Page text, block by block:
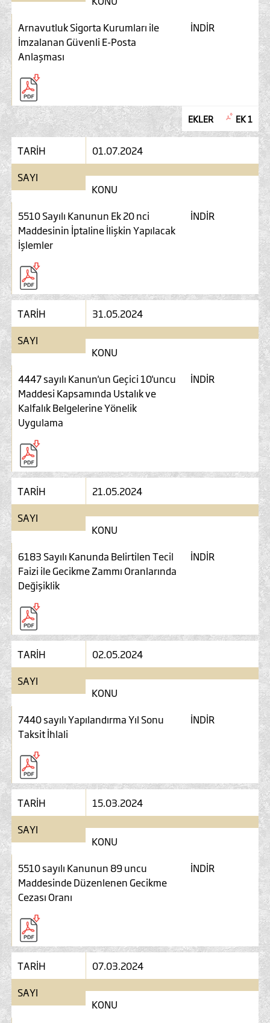
Arnavutluk Sigorta Kurumları ile
İmzalanan Güvenli E-Posta
Anlaşması
İNDİR
EKLER EK 1
TARİH
01.07.2024
SAYI
KONU
5510 Sayılı Kanunun Ek 20 nci
Maddesinin İptaline İlişkin Yapılacak
İşlemler
İNDİR
TARİH
31.05.2024
SAYI
KONU
4447 sayılı Kanun'un Geçici 10'uncu
Maddesi Kapsamında Ustalık ve
Kalfalık Belgelerine Yönelik
Uygulama
İNDİR
TARİH
21.05.2024
SAYI
KONU
6183 Sayılı Kanunda Belirtilen Tecil
Faizi ile Gecikme Zammı Oranlarında
Değişiklik
İNDİR
TARİH
02.05.2024
SAYI
KONU
7440 sayılı Yapılandırma Yıl Sonu
Taksit İhlali
İNDİR
TARİH
15.03.2024
SAYI
KONU
5510 sayılı Kanunun 89 uncu
Maddesinde Düzenlenen Gecikme
Cezası Oranı
İNDİR
TARİH
07.03.2024
SAYI
KONU